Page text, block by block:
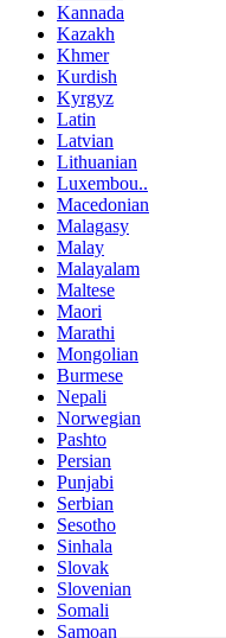
Kannada
Kazakh
Khmer
Kurdish
Kyrgyz
Latin
Latvian
Lithuanian
Luxembou..
Macedonian
Malagasy
Malay
Malayalam
Maltese
Maori
Marathi
Mongolian
Burmese
Nepali
Norwegian
Pashto
Persian
Punjabi
Serbian
Sesotho
Sinhala
Slovak
Slovenian
Somali
Samoan